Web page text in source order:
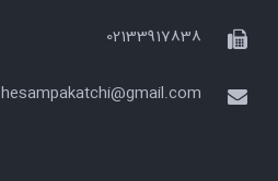
02133917838
hesampakatchi@gmail.com